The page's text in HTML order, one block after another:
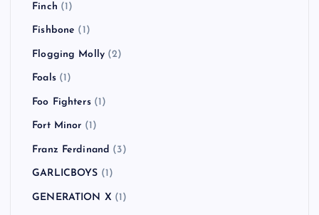
Finch (1)
Fishbone (1)
Flogging Molly (2)
Foals(1)
Foo Fighters(1)
Fort Minor (1)
Franz Ferdinand (3)
GARLICBOYS (1)
GENERATION X (1)